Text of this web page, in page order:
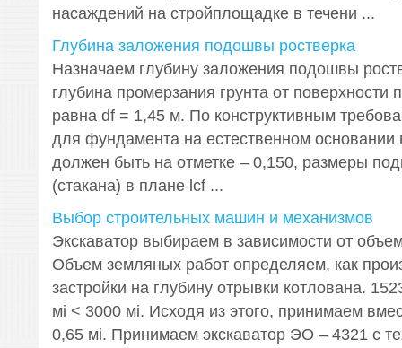
насаждений на стройплощадке в течени ...
Глубина заложения подошвы ростверка
Назначаем глубину заложения подошвы
глубина промерзания грунта от поверхности
равна df = 1,45 м. По конструктивным
для фундамента на естественном основании
должен быть на отметке – 0,150, размеры
(стакана) в плане lcf ...
Выбор строительных машин и механизмов
Экскаватор выбираем в зависимости от
Объем земляных работ определяем, как
застройки на глубину отрывки котлована.
мі < 3000 мі. Исходя из этого, принимаем
0,65 мі. Принимаем экскаватор ЭО – 4321 с